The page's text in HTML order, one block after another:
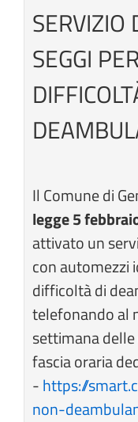
SERVIZIO
SEGGI
Il Comune di
legge 5
attivato un
con automezzi
difficoltà di
telefonando al
settimana
fascia oraria
-https://
non-